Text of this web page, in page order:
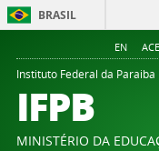
BRASIL
EN
Instituto Federal da Paraiba
IFPB
MINISTÉRIO DA